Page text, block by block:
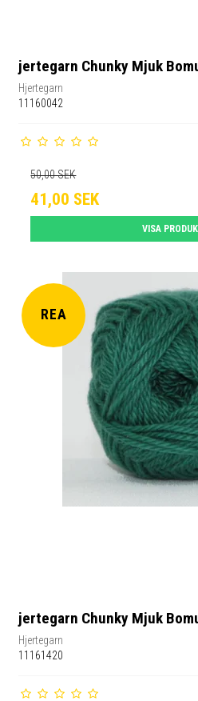
jertegarn Chunky Mjuk
Hjertegarn
11160042
50,00 SEK
41,00 SEK
VISA
REA
jertegarn Chunky Mjuk
Hjertegarn
11161420